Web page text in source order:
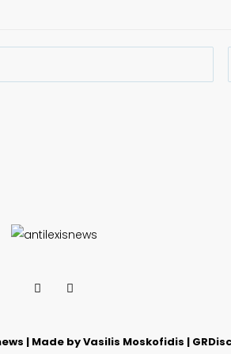
| Made by Vasilis Moskofidis |